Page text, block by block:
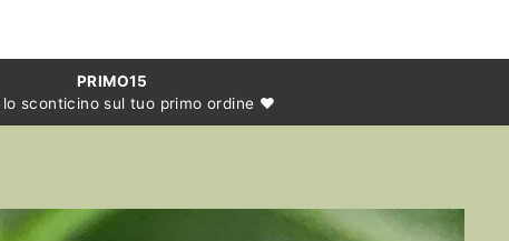
PRIMO15
sconticino sul tuo primo ordine ❤️​​